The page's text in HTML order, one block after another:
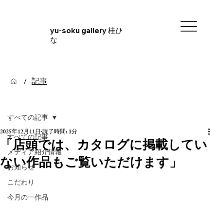
yu-soku gallery 桂ひ
な
/ 記事
すべての記事
メディア紹介情報
お知らせ
こだわり
今月の一作品
すべての記事
「店頭では、カタログに掲載してい
ない作品もご覧いただけます」
2025年12月11日読了時間: 1分